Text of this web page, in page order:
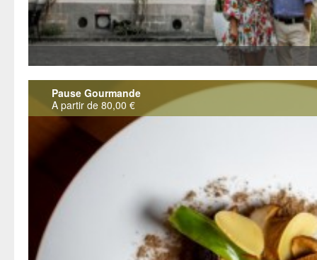
Pause Gourmande
A partir de 80,00 €